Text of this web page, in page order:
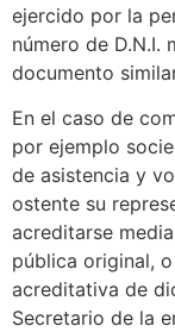
ejercido por la
número de D.N.I.
documento
En el caso de
por ejemplo
de asistencia y
ostente su
acreditarse
pública original,
acreditativa de
Secretario de la